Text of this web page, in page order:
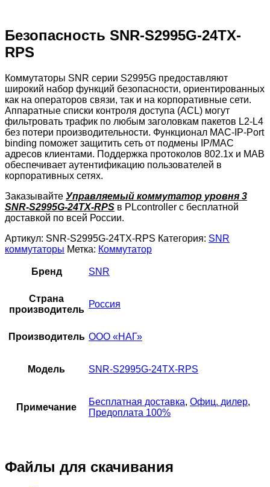
Безопасность SNR-S2995G-24TX-
RPS
Коммутаторы SNR серии S2995G предоставляют
широкий набор функций безопасности, ориентированных
как на операторов связи, так и на корпоративные сети.
Аппаратные списки контроля доступа (ACL) могут
фильтровать трафик по любым заголовкам пакетов L2-L4
без потери производительности. Функционал MAC-IP-Port
binding поможет защитить сеть от подмены IP/MAC
адресов клиентами. Поддержка протоколов 802.1x и MAB
обеспечивает аутентификацию пользователей в
корпоративных сетях.
Заказывайте Управляемый коммутатор уровня 3
SNR-S2995G-24TX-RPS в PLcontroller с бесплатной
доставкой по всей России.
Артикул: SNR-S2995G-24TX-RPS Категория: SNR
коммутаторы Метка: Коммутатор
Бренд SNR
Страна
производитель
Россия
Производитель ООО «НАГ»
Модель SNR-S2995G-24TX-RPS
Примечание
Бесплатная доставка, Офиц. дилер,
Предоплата 100%
Файлы для скачивания